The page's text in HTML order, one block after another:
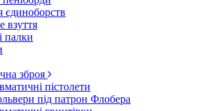
єдиноборств
взуття
палки
зброя
пістолети
під патрон Флобера